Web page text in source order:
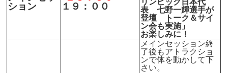
ション
１９：００
リンピック日本代
表 七野一輝選手が
登壇 トーク＆サイ
ン会も実施」
お楽しみに！
メインセッション終
了後もアトラクショ
ンで体を動かして下
さい。